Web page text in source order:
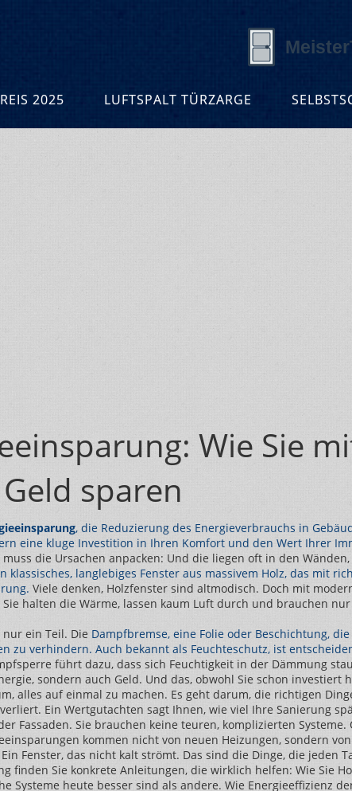
2025 LUFTSPALT TÜRZARGE
Wie Sie
sparen
, die Reduzierung des Energieverbrauchs in
eine kluge Investition in Ihren Komfort und den Wert Ihrer
die Ursachen anpacken: Und die liegen oft in den
klassisches, langlebiges Fenster aus massivem Holz, das mit
Viele denken, Holzfenster sind altmodisch. Doch mit
halten die Wärme, lassen kaum Luft durch und brauchen
nur ein Teil. Die Dampfbremse, eine Folie oder Beschichtung,
zu verhindern. Auch bekannt als Feuchteschutz, ist
führt dazu, dass sich Feuchtigkeit in der Dämmung
sondern auch Geld. Und das, obwohl Sie schon investiert
alles auf einmal zu machen. Es geht darum, die richtigen
Ein Wertgutachten sagt Ihnen, wie viel Ihre Sanierung
Fassaden. Sie brauchen keine teuren, komplizierten
kommen nicht von neuen Heizungen, sondern
Fenster, das nicht kalt strömt. Das sind die Dinge, die jeden
finden Sie konkrete Anleitungen, die wirklich helfen: Wie Sie
Systeme heute besser sind als andere. Wie Energieeffizienz